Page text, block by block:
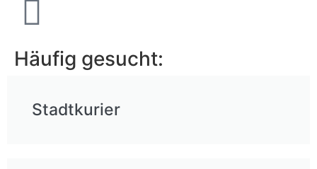
Häufig gesucht:
Stadtkurier